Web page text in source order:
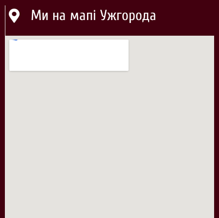
Ми на мапі Ужгорода